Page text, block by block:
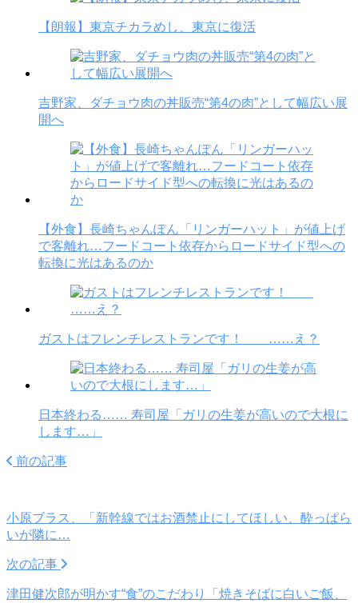
【朗報】東京チカラめし、東京に復活
吉野家、ダチョウ肉の丼販売“第4の肉”として幅広い展
開へ
【外食】長崎ちゃんぽん「リンガーハット」が値上げ
で客離れ…フードコート依存からロードサイド型への
転換に光はあるのか
ガストはフレンチレストランです！ ……え？
日本終わる…… 寿司屋「ガリの生姜が高いので大根に
します…」
前の記事
小原ブラス、「新幹線ではお酒禁止にしてほしい、酔っぱら
いが隣に…
次の記事
津田健次郎が明かす“食”のこだわり「焼きそばに白いご飯、